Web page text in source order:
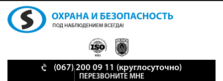
(067) 200 09 11 (круглосуточно)
ПЕРЕЗВОНИТЕ МНЕ